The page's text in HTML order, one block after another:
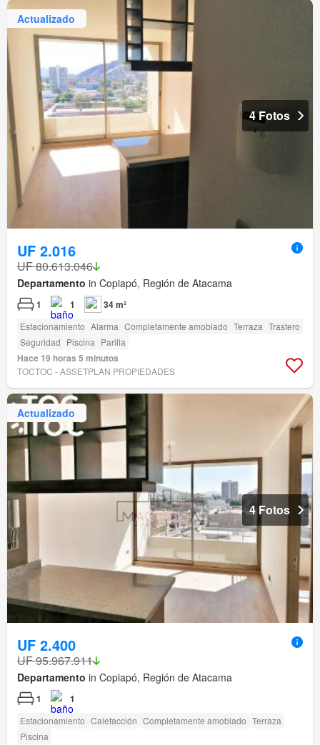
Actualizado
4 Fotos
UF 2.016
UF 80.613.046
Departamento in Copiapó, Región de Atacama
1 1 34 m²
Estacionamiento Alarma Completamente amoblado Terraza Trastero
Seguridad Piscina Parilla
Hace 19 horas 5 minutos
TOCTOC - ASSETPLAN PROPIEDADES
Actualizado
4 Fotos
UF 2.400
UF 95.967.911
Departamento in Copiapó, Región de Atacama
1 1
Estacionamiento Calefacción Completamente amoblado Terraza
Piscina